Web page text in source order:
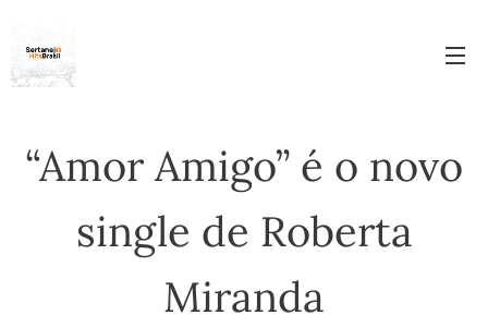
“Amor Amigo” é o novo
single de Roberta
Miranda